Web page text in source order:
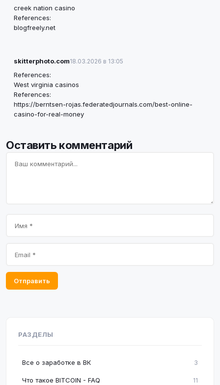
creek nation casino
References:
blogfreely.net
skitterphoto.com18.03.2026 в 13:05
References:
West virginia casinos
References:
https://berntsen-rojas.federatedjournals.com/best-online-
casino-for-real-money
Оставить комментарий
Отправить
РАЗДЕЛЫ
Все о заработке в ВК 3
Что такое BITCOIN - FAQ 11